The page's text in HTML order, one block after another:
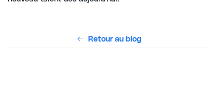
Retour au blog